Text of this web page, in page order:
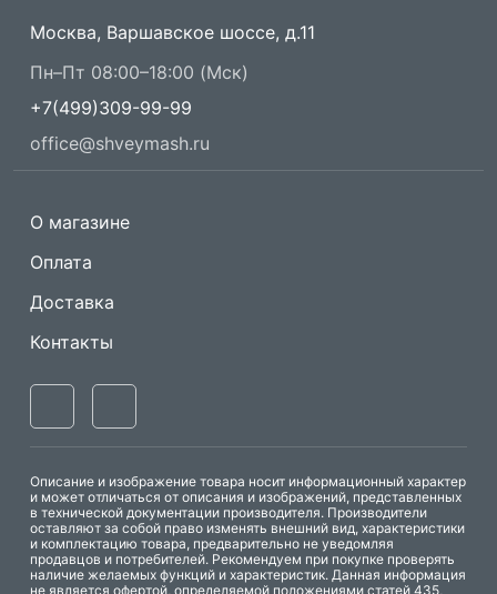
Москва, Варшавское шоссе, д.11
Пн–Пт 08:00–18:00 (Мск)
+7(499)309-99-99
office@shveymash.ru
О магазине
Оплата
Доставка
Контакты
Описание и изображение товара носит информационный характер
и может отличаться от описания и изображений, представленных
в технической документации производителя. Производители
оставляют за собой право изменять внешний вид, характеристики
и комплектацию товара, предварительно не уведомляя
продавцов и потребителей. Рекомендуем при покупке проверять
наличие желаемых функций и характеристик. Данная информация
не является офертой, определяемой положениями статей 435,